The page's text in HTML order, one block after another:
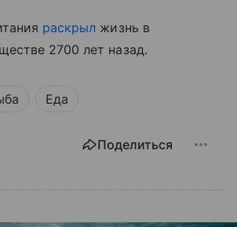
раскрыл жизнь в
2700 лет назад.
Еда
Поделиться